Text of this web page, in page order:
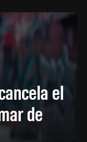
el
de